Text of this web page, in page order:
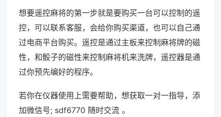
想要遥控麻将的第一步就是要购买一台可以控制的遥
控，可以联系客服，会给你购买渠道，也可以自己通
过电商平台购买。遥控是通过主板来控制麻将牌的磁
性，和骰子的磁性来控制麻将机来洗牌，遥控器是通
过你预先编好的程序。
若你在仪器使用上需要帮助，想获取一对一指导，添
加微信号; sdf6770 随时交流 。